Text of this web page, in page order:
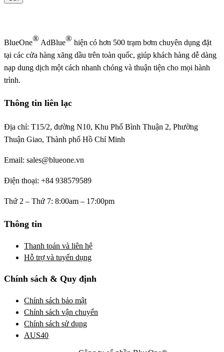
BlueOne® AdBlue® hiện có hơn 500 trạm bơm chuyên dụng đặt
tại các cửa hàng xăng dầu trên toàn quốc, giúp khách hàng dễ dàng
nạp dung dịch một cách nhanh chóng và thuận tiện cho mọi hành
trình.
Thông tin liên lạc
Địa chỉ: T15/2, đường N10, Khu Phố Bình Thuận 2, Phường
Thuận Giao, Thành phố Hồ Chí Minh
Email: sales@blueone.vn
Điện thoại: +84 938579589
Thứ 2 – Thứ 7: 8:00am – 17:00pm
Thông tin
Thanh toán và liên hệ
Hỗ trợ và tuyển dụng
Chính sách & Quy định
Chính sách bảo mật
Chính sách vận chuyển
Chính sách sử dụng
AUS40